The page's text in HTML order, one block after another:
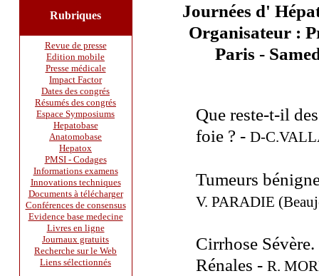
Rubriques
Revue de presse
Edition mobile
Presse médicale
Impact Factor
Dates des congrés
Résumés des congrés
Espace Symposiums
Hepatobase
Anatomobase
Hepatox
PMSI - Codages
Informations examens
Innovations techniques
Documents à télécharger
Conférences de consensus
Evidence base medecine
Livres en ligne
Journaux gratuits
Recherche sur le Web
Liens sélectionnés
Journées d'
Organisateur :
Paris -
Que reste-t-il
foie ? - D-
Tumeurs
V. PARADIE
Cirrhose
Rénales - R.